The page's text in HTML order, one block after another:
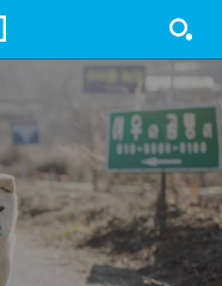
LOGIN SIGN UP